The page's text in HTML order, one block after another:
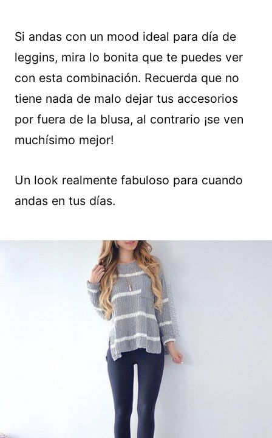
Si andas con un mood ideal para día de
leggins, mira lo bonita que te puedes ver
con esta combinación. Recuerda que no
tiene nada de malo dejar tus accesorios
por fuera de la blusa, al contrario ¡se ven
muchísimo mejor!
Un look realmente fabuloso para cuando
andas en tus días.